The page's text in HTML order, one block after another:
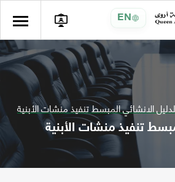
EN
الانشائي المبسط تنفيذ منشات الأبنية
تنفيذ منشات الأبنية